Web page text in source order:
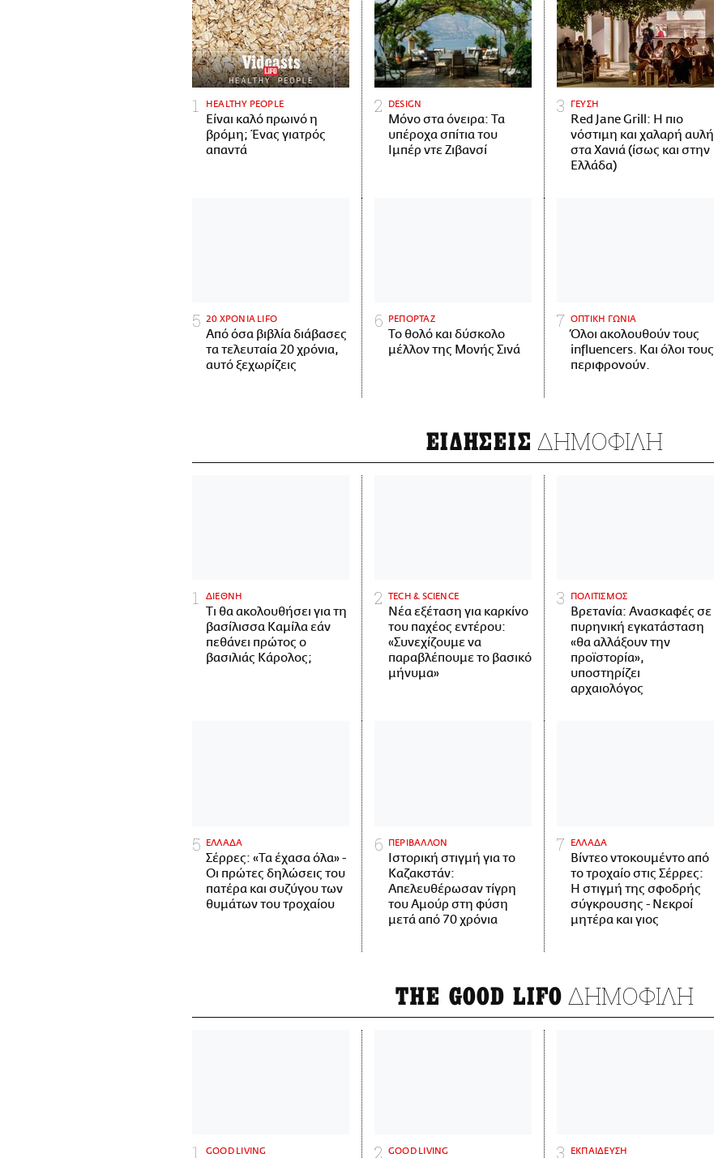
HEALTHY PEOPLE
Είναι καλό πρωινό η
βρόμη; Ένας γιατρός
απαντά
DESIGN
Μόνο στα όνειρα: Τα
υπέροχα σπίτια του
Ιμπέρ ντε Ζιβανσί
ΓΕΥΣΗ
Red Jane Grill: Η πιο
νόστιμη και χαλαρή αυλή
στα Χανιά (ίσως και στην
Ελλάδα)
20 ΧΡΟΝΙΑ LIFO
Από όσα βιβλία διάβασες
τα τελευταία 20 χρόνια,
αυτό ξεχωρίζεις
ΡΕΠΟΡΤΑΖ
Το θολό και δύσκολο
μέλλον της Μονής Σινά
ΟΠΤΙΚΗ ΓΩΝΙΑ
Όλοι ακολουθούν τους
influencers. Και όλοι τους
περιφρονούν.
ΕΙΔΗΣΕΙΣ ΔΗΜΟΦΙΛΗ
ΔΙΕΘΝΗ
Τι θα ακολουθήσει για τη
βασίλισσα Καμίλα εάν
πεθάνει πρώτος ο
βασιλιάς Κάρολος;
ΤECH & SCIENCE
Νέα εξέταση για καρκίνο
του παχέος εντέρου:
«Συνεχίζουμε να
παραβλέπουμε το βασικό
μήνυμα»
ΠΟΛΙΤΙΣΜΟΣ
Βρετανία: Ανασκαφές σε
πυρηνική εγκατάσταση
«θα αλλάξουν την
προϊστορία»,
υποστηρίζει
αρχαιολόγος
ΕΛΛΑΔΑ
Σέρρες: «Τα έχασα όλα» -
Οι πρώτες δηλώσεις του
πατέρα και συζύγου των
θυμάτων του τροχαίου
ΠΕΡΙΒΑΛΛΟΝ
Ιστορική στιγμή για το
Καζακστάν:
Απελευθέρωσαν τίγρη
του Αμούρ στη φύση
μετά από 70 χρόνια
ΕΛΛΑΔΑ
Βίντεο ντοκουμέντο από
το τροχαίο στις Σέρρες:
Η στιγμή της σφοδρής
σύγκρουσης - Νεκροί
μητέρα και γιος
THE GOOD LIFO ΔΗΜΟΦΙΛΗ
GOOD LIVING GOOD LIVING ΕΚΠΑΙΔΕΥΣΗ